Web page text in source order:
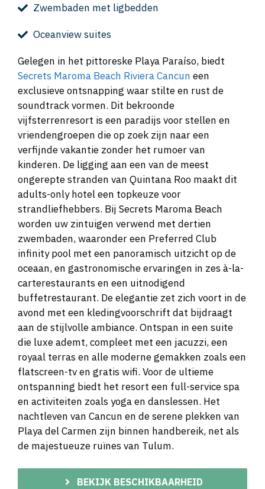
Zwembaden met ligbedden
Oceanview suites
Gelegen in het pittoreske Playa Paraíso, biedt
Secrets Maroma Beach Riviera Cancun een
exclusieve ontsnapping waar stilte en rust de
soundtrack vormen. Dit bekroonde
vijfsterrenresort is een paradijs voor stellen en
vriendengroepen die op zoek zijn naar een
verfijnde vakantie zonder het rumoer van
kinderen. De ligging aan een van de meest
ongerepte stranden van Quintana Roo maakt dit
adults-only hotel een topkeuze voor
strandliefhebbers. Bij Secrets Maroma Beach
worden uw zintuigen verwend met dertien
zwembaden, waaronder een Preferred Club
infinity pool met een panoramisch uitzicht op de
oceaan, en gastronomische ervaringen in zes à-la-
carterestaurants en een uitnodigend
buffetrestaurant. De elegantie zet zich voort in de
avond met een kledingvoorschrift dat bijdraagt
aan de stijlvolle ambiance. Ontspan in een suite
die luxe ademt, compleet met een jacuzzi, een
royaal terras en alle moderne gemakken zoals een
flatscreen-tv en gratis wifi. Voor de ultieme
ontspanning biedt het resort een full-service spa
en activiteiten zoals yoga en danslessen. Het
nachtleven van Cancun en de serene plekken van
Playa del Carmen zijn binnen handbereik, net als
de majestueuze ruïnes van Tulum.
BEKIJK BESCHIKBAARHEID